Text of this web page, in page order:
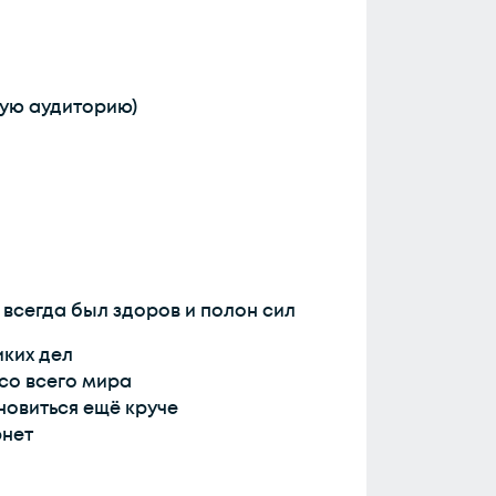
аудиторию)
был здоров и полон сил
дел
всего мира
ещё круче